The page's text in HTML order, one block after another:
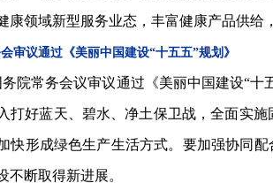
康领域新型服务业态，丰富健康产品供给
审议通过《美丽中国建设“十五五”规划》
务院常务会议审议通过《美丽中国建设“
打好蓝天、碧水、净土保卫战，全面实
快形成绿色生产生活方式。要加强协同
不断取得新进展。